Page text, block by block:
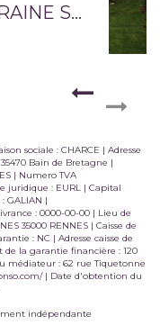
Maison Bain De Bretagne 6 pièce(s) 120,44 m2
sociale : CHARCE | Adresse
Bain de Bretagne |
| Numero TVA
juridique : EURL | Capital
GALIAN |
: 0000-00-00 | Lieu de
35000 RENNES | Caisse de
: NC | Adresse caisse de
de la garantie financière : 120
médiateur : 62 rue Tiquetonne
| Date d'obtention du
indépendante